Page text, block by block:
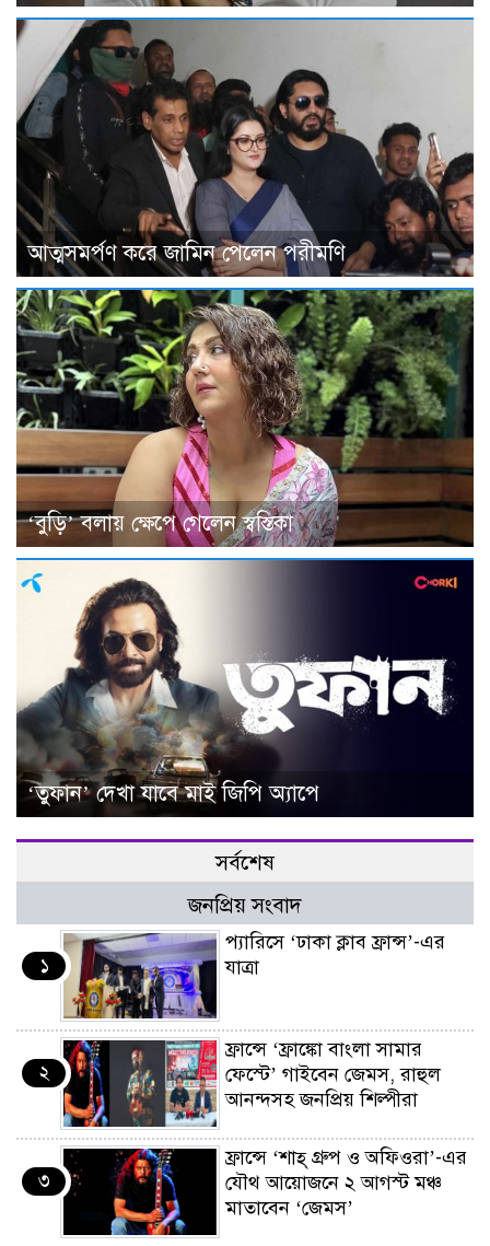
আত্মসমর্পণ করে জামিন পেলেন পরীমণি
‘বুড়ি’ বলায় ক্ষেপে গেলেন স্বস্তিকা
‘তুফান’ দেখা যাবে মাই জিপি অ্যাপে
সর্বশেষ
জনপ্রিয় সংবাদ
১
প্যারিসে ‘ঢাকা ক্লাব ফ্রান্স’-এর
যাত্রা
২
ফ্রান্সে ‘ফ্রাঙ্কো বাংলা সামার
ফেস্টে’ গাইবেন জেমস, রাহুল
আনন্দসহ জনপ্রিয় শিল্পীরা
৩
ফ্রান্সে ‘শাহ্ গ্রুপ ও অফিওরা’-এর
যৌথ আয়োজনে ২ আগস্ট মঞ্চ
মাতাবেন ‘জেমস’